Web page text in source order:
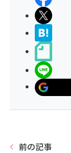
前の記事